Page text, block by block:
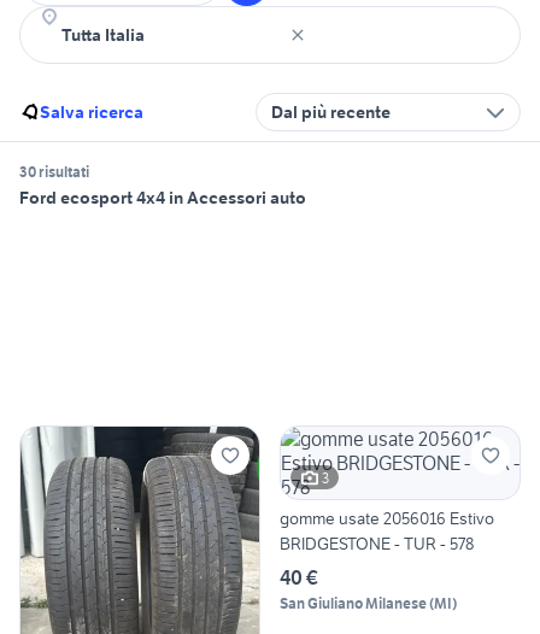
Salva ricerca Dal più recente
30 risultati
Ford ecosport 4x4 in Accessori auto
3
gomme usate 2056016 Estivo
BRIDGESTONE - TUR - 578
40 €
San Giuliano Milanese(MI)